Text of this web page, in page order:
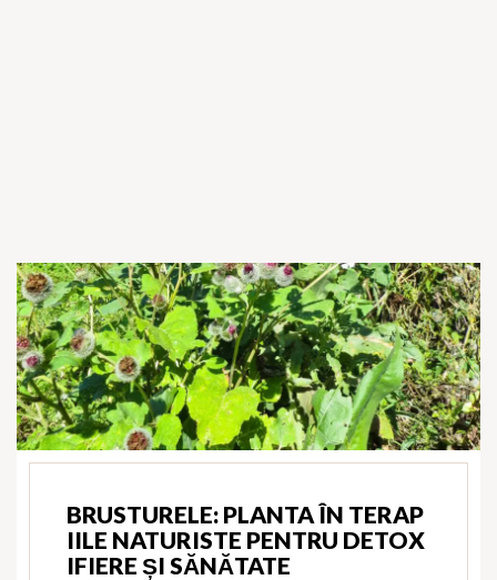
BRUSTURELE: PLANTA ÎN TERAP
IILE NATURISTE PENTRU DETOX
IFIERE ȘI SĂNĂTATE